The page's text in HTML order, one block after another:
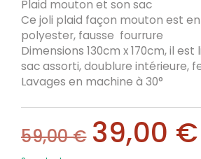
Plaid mouton et son sac
Ce joli plaid façon mouton est en
polyester, fausse fourrure
Dimensions 130cm x 170cm, il
sac assorti, doublure intérieure,
Lavages en machine à 30°
59,00€ 39,00 €